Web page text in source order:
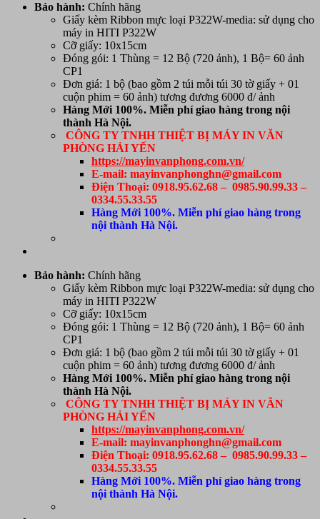
Bảo hành: Chính hãng
Giấy kèm Ribbon mực loại P322W-media: sử dụng cho
máy in HITI P322W
Cỡ giấy: 10x15cm
Đóng gói: 1 Thùng = 12 Bộ (720 ảnh), 1 Bộ= 60 ảnh
CP1
Đơn giá: 1 bộ (bao gồm 2 túi mỗi túi 30 tờ giấy + 01
cuộn phim = 60 ảnh) tương đương 6000 đ/ ảnh
Hàng Mới 100%. Miễn phí giao hàng trong nội
thành Hà Nội.
CÔNG TY TNHH THIỆT BỊ MÁY IN VĂN
PHÒNG HẢI YẾN
https://mayinvanphong.com.vn/
E-mail: mayinvanphonghn@gmail.com
Điện Thoại: 0918.95.62.68 – 0985.90.99.33 –
0334.55.33.55
Hàng Mới 100%. Miễn phí giao hàng trong
nội thành Hà Nội.
Bảo hành: Chính hãng
Giấy kèm Ribbon mực loại P322W-media: sử dụng cho
máy in HITI P322W
Cỡ giấy: 10x15cm
Đóng gói: 1 Thùng = 12 Bộ (720 ảnh), 1 Bộ= 60 ảnh
CP1
Đơn giá: 1 bộ (bao gồm 2 túi mỗi túi 30 tờ giấy + 01
cuộn phim = 60 ảnh) tương đương 6000 đ/ ảnh
Hàng Mới 100%. Miễn phí giao hàng trong nội
thành Hà Nội.
CÔNG TY TNHH THIỆT BỊ MÁY IN VĂN
PHÒNG HẢI YẾN
https://mayinvanphong.com.vn/
E-mail: mayinvanphonghn@gmail.com
Điện Thoại: 0918.95.62.68 – 0985.90.99.33 –
0334.55.33.55
Hàng Mới 100%. Miễn phí giao hàng trong
nội thành Hà Nội.